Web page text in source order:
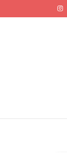
to